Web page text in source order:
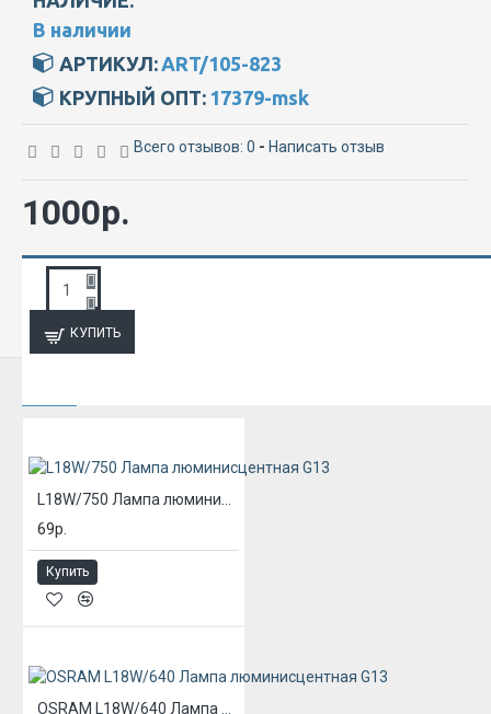
В наличии
АРТИКУЛ: ART/105-823
КРУПНЫЙ ОПТ: 17379-msk
Всего отзывов: 0 - Написать отзыв
1000р.
КУПИТЬ
69р.
Купить